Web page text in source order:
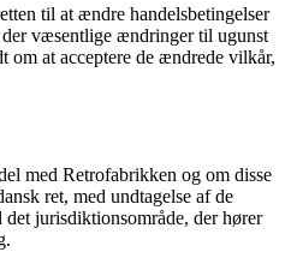
til at ændre handelsbetingelser
væsentlige ændringer til ugunst
at acceptere de ændrede vilkår,
med Retrofabrikken og om disse
ret, med undtagelse af de
jurisdiktionsområde, der hører